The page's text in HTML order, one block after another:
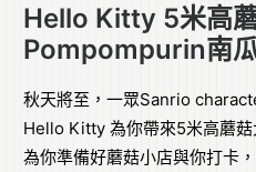
Hello Kitty 5米高
Pompompurin南
秋天將至，一眾Sanrio
Hello Kitty 為你帶來5米高蘑
為你準備好蘑菇小店與你打卡